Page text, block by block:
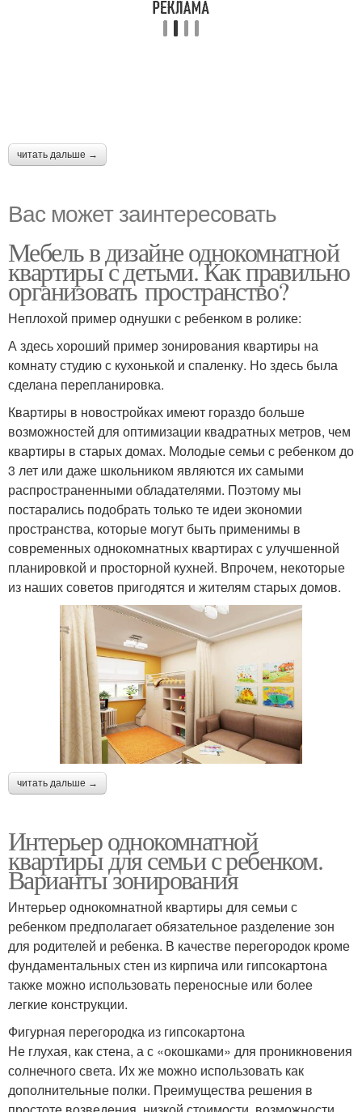
читать дальше →
Вас может заинтересовать
Мебель в дизайне однокомнатной
квартиры с детьми. Как правильно
организовать пространство?
Неплохой пример однушки с ребенком в ролике:
А здесь хороший пример зонирования квартиры на
комнату студию с кухонькой и спаленку. Но здесь была
сделана перепланировка.
Квартиры в новостройках имеют гораздо больше
возможностей для оптимизации квадратных метров, чем
квартиры в старых домах. Молодые семьи с ребенком до
3 лет или даже школьником являются их самыми
распространенными обладателями. Поэтому мы
постарались подобрать только те идеи экономии
пространства, которые могут быть применимы в
современных однокомнатных квартирах с улучшенной
планировкой и просторной кухней. Впрочем, некоторые
из наших советов пригодятся и жителям старых домов.
читать дальше →
Интерьер однокомнатной
квартиры для семьи с ребенком.
Варианты зонирования
Интерьер однокомнатной квартиры для семьи с
ребенком предполагает обязательное разделение зон
для родителей и ребенка. В качестве перегородок кроме
фундаментальных стен из кирпича или гипсокартона
также можно использовать переносные или более
легкие конструкции.
Фигурная перегородка из гипсокартона
Не глухая, как стена, а с «окошками» для проникновения
солнечного света. Их же можно использовать как
дополнительные полки. Преимущества решения в